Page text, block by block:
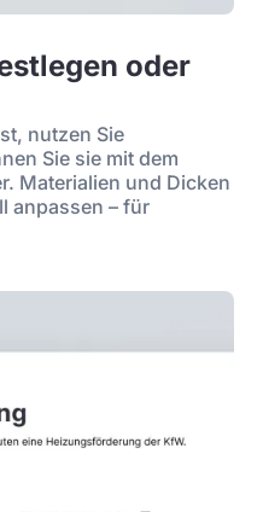
oder
nutzen Sie
Sie sie mit dem
Materialien und Dicken
anpassen – für